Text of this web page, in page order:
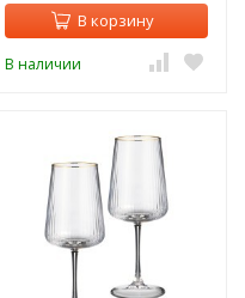
В корзину
В наличии